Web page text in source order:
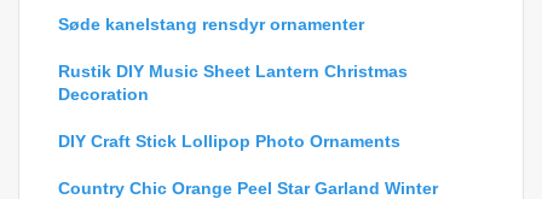
Søde kanelstang rensdyr ornamenter
Rustik DIY Music Sheet Lantern Christmas
Decoration
DIY Craft Stick Lollipop Photo Ornaments
Country Chic Orange Peel Star Garland Winter